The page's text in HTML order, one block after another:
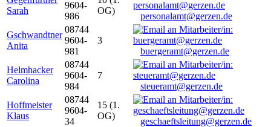
Sarah
9604-
986
OG)
personalamt@gerzen.de
Gschwandtner
Anita
08744
9604-
981
3
buergeramt@gerzen.de
Helmhacker
Carolina
08744
9604-
984
7
steueramt@gerzen.de
Hoffmeister
Klaus
08744
9604-
34
15 (1.
OG)
geschaeftsleitung@gerzen.de